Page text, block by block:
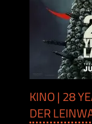
KINO | 28
DER